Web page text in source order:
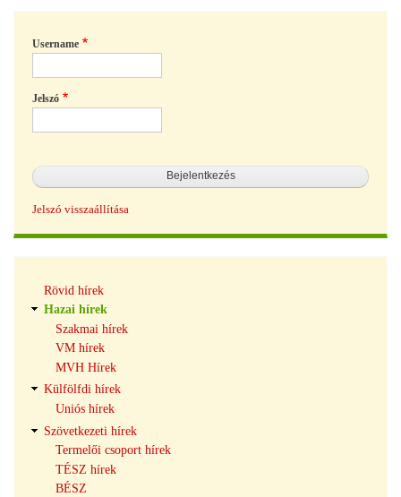
Username
Jelszó
Jelszó visszaállítása
navigáció
Rövid hírek
Hazai hírek
Szakmai hírek
VM hírek
MVH Hírek
Külfölfdi hírek
Uniós hírek
Szövetkezeti hírek
Termelői csoport hírek
TÉSZ hírek
BÉSZ